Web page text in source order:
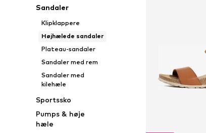
Sandaler
Klipklappere
Højhælede sandaler
Plateau-sandaler
Sandaler med rem
Sandaler med
kilehæle
Sportssko
Pumps & høje
hæle